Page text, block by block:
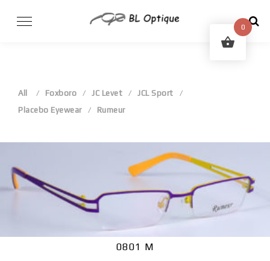
All Foxboro JC Levet
JCL Sport
Placebo Eyewear
Rumeur
0801 M
0